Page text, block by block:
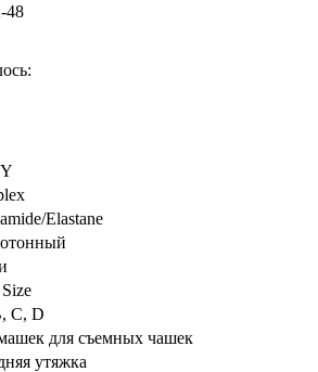
48
Elastane
C, D
для съемных чашек
утяжка